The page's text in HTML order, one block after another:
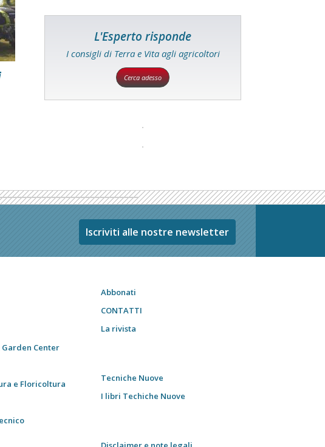
L'Esperto risponde
I consigli di Terra e Vita agli agricoltori
Cerca adesso
Iscriviti alle nostre newsletter
Center
e Floricoltura
Abbonati
CONTATTI
La rivista
Tecniche Nuove
I libri Techiche Nuove